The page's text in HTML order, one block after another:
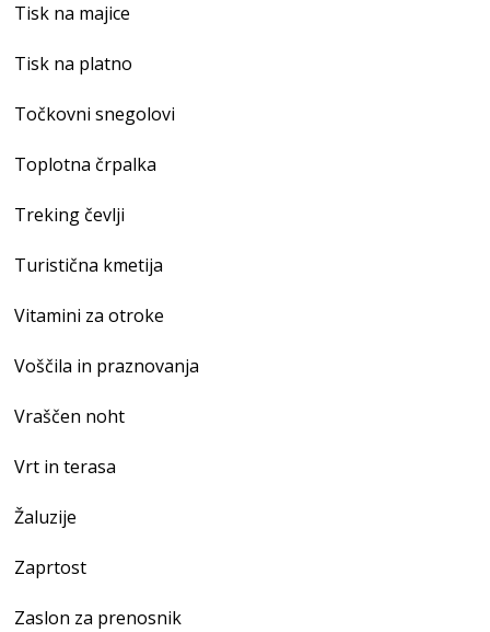
Tisk na majice
Tisk na platno
Točkovni snegolovi
Toplotna črpalka
Treking čevlji
Turistična kmetija
Vitamini za otroke
Voščila in praznovanja
Vraščen noht
Vrt in terasa
Žaluzije
Zaprtost
Zaslon za prenosnik